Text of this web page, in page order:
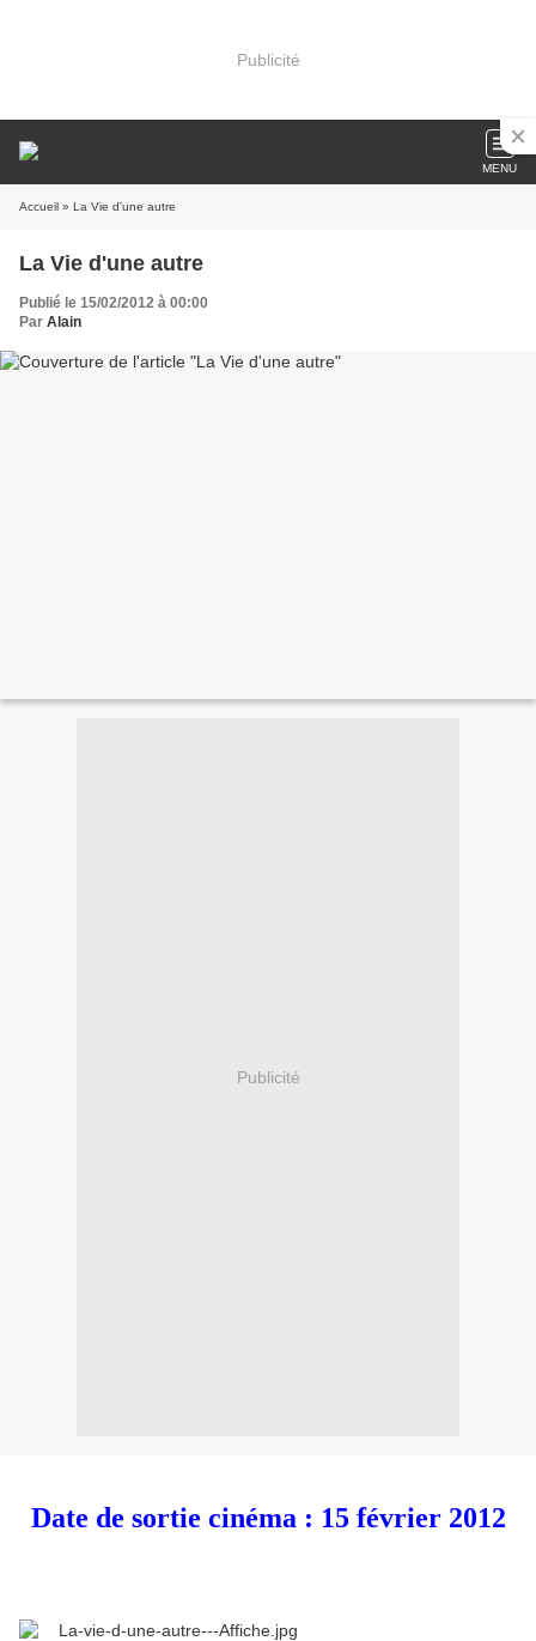
Publicité
MENU
Accueil » La Vie d'une autre
La Vie d'une autre
Publié le 15/02/2012 à 00:00
Par Alain
Publicité
Date de sortie cinéma : 15 février 2012